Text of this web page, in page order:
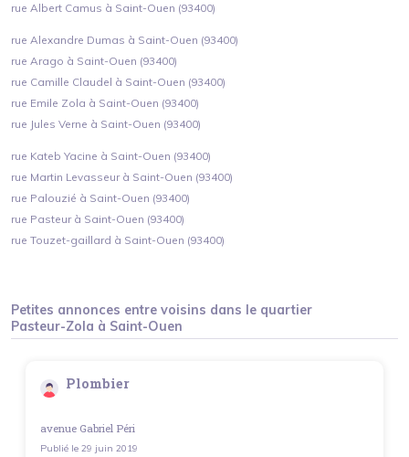
rue Albert Camus à Saint-Ouen (93400)
rue Alexandre Dumas à Saint-Ouen (93400)
rue Arago à Saint-Ouen (93400)
rue Camille Claudel à Saint-Ouen (93400)
rue Emile Zola à Saint-Ouen (93400)
rue Jules Verne à Saint-Ouen (93400)
rue Kateb Yacine à Saint-Ouen (93400)
rue Martin Levasseur à Saint-Ouen (93400)
rue Palouzié à Saint-Ouen (93400)
rue Pasteur à Saint-Ouen (93400)
rue Touzet-gaillard à Saint-Ouen (93400)
Petites annonces entre voisins dans le quartier
Pasteur-Zola à Saint-Ouen
Plombier
avenue Gabriel Péri
Publié le 29 juin 2019